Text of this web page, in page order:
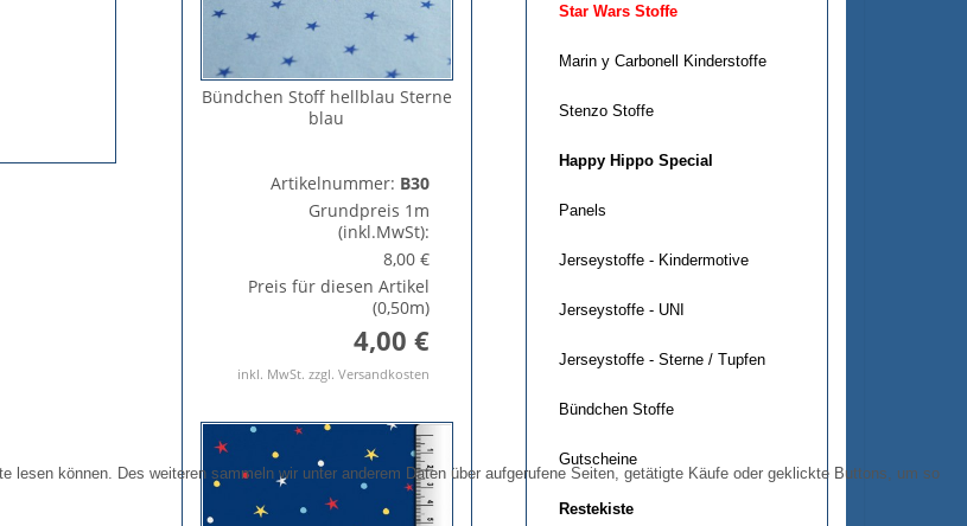
Bündchen Stoff hellblau Sterne
blau
Artikelnummer: B30
Grundpreis 1m
(inkl.MwSt):
8,00 €
Preis für diesen Artikel
(0,50m)
4,00 €
inkl. MwSt. zzgl. Versandkosten
Star Wars Stoffe
Marin y Carbonell Kinderstoffe
Stenzo Stoffe
Happy Hippo Special
Panels
Jerseystoffe - Kindermotive
Jerseystoffe - UNI
Jerseystoffe - Sterne / Tupfen
Bündchen Stoffe
Gutscheine
Restekiste
lesen können. Des weiteren sammeln wir unter anderem Daten über aufgerufene Seiten, getätigte Käufe oder geklickte Buttons, um so